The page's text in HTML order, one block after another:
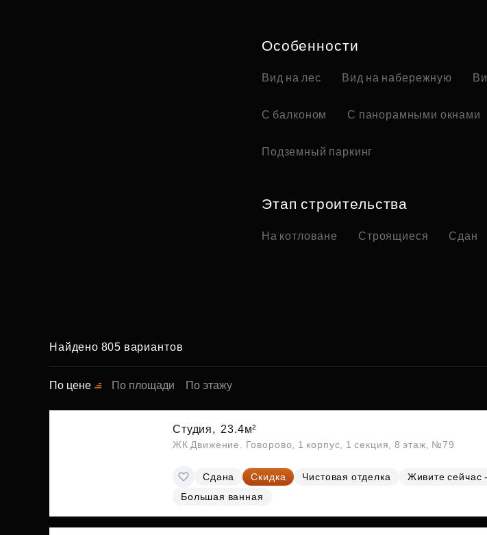
Особенности
Вид на лес Вид на набережную
С балконом С панорамными окнами
Подземный паркинг
Этап строительства
На котловане Строящиеся Сдан
Найдено 805 вариантов
По цене По площади По этажу
Студия, 23.4м²
ЖК Движение. Говорово, 1 корпус, 1 секция, 8 этаж, №79
Сдана Скидка Чистовая отделка Живите сейчас
Большая ванная